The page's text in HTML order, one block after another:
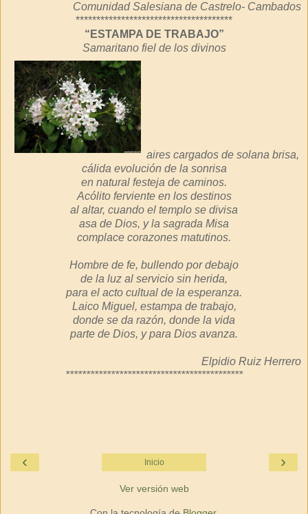
Comunidad Salesiana de Castrelo- Cambados
**************************************
“ESTAMPA DE TRABAJO”
Samaritano fiel de los divinos
aires cargados de solana brisa,
cálida evolución de la sonrisa
en natural festeja de caminos.
Acólito ferviente en los destinos
al altar, cuando el templo se divisa
asa de Dios, y la sagrada Misa
complace corazones matutinos.
Hombre de fe, bullendo por debajo
de la luz al servicio sin herida,
para el acto cultual de la esperanza.
Laico Miguel, estampa de trabajo,
donde se da razón, donde la vida
parte de Dios, y para Dios avanza.
Elpidio Ruiz Herrero
*******************************************
‹ ›
Inicio
Ver versión web